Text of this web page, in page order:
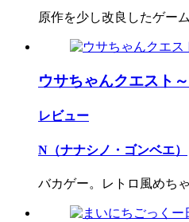
原作を少し改良したゲーム
ウサちゃんクエスト
レビュー
N（ナナシノ・ゴンベエ）
バカゲー。レトロ風めち